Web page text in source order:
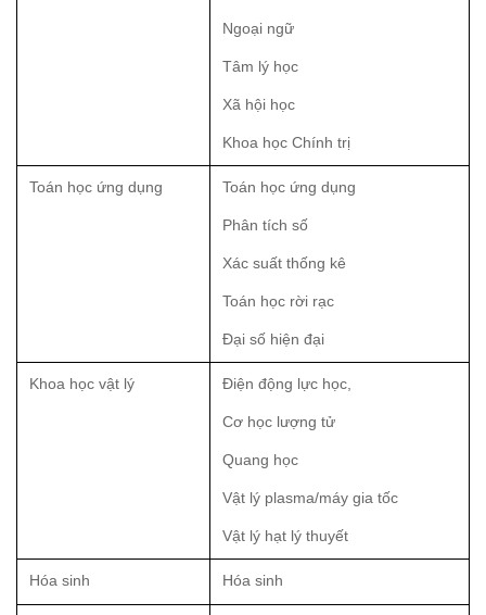
Ngoại ngữ
Tâm lý học
Xã hội học
Khoa học Chính trị
Toán học ứng dụng Toán học ứng dụng
Phân tích số
Xác suất thống kê
Toán học rời rạc
Đại số hiện đại
Khoa học vật lý Điện động lực học,
Cơ học lượng tử
Quang học
Vật lý plasma/máy gia tốc
Vật lý hạt lý thuyết
Hóa sinh Hóa sinh